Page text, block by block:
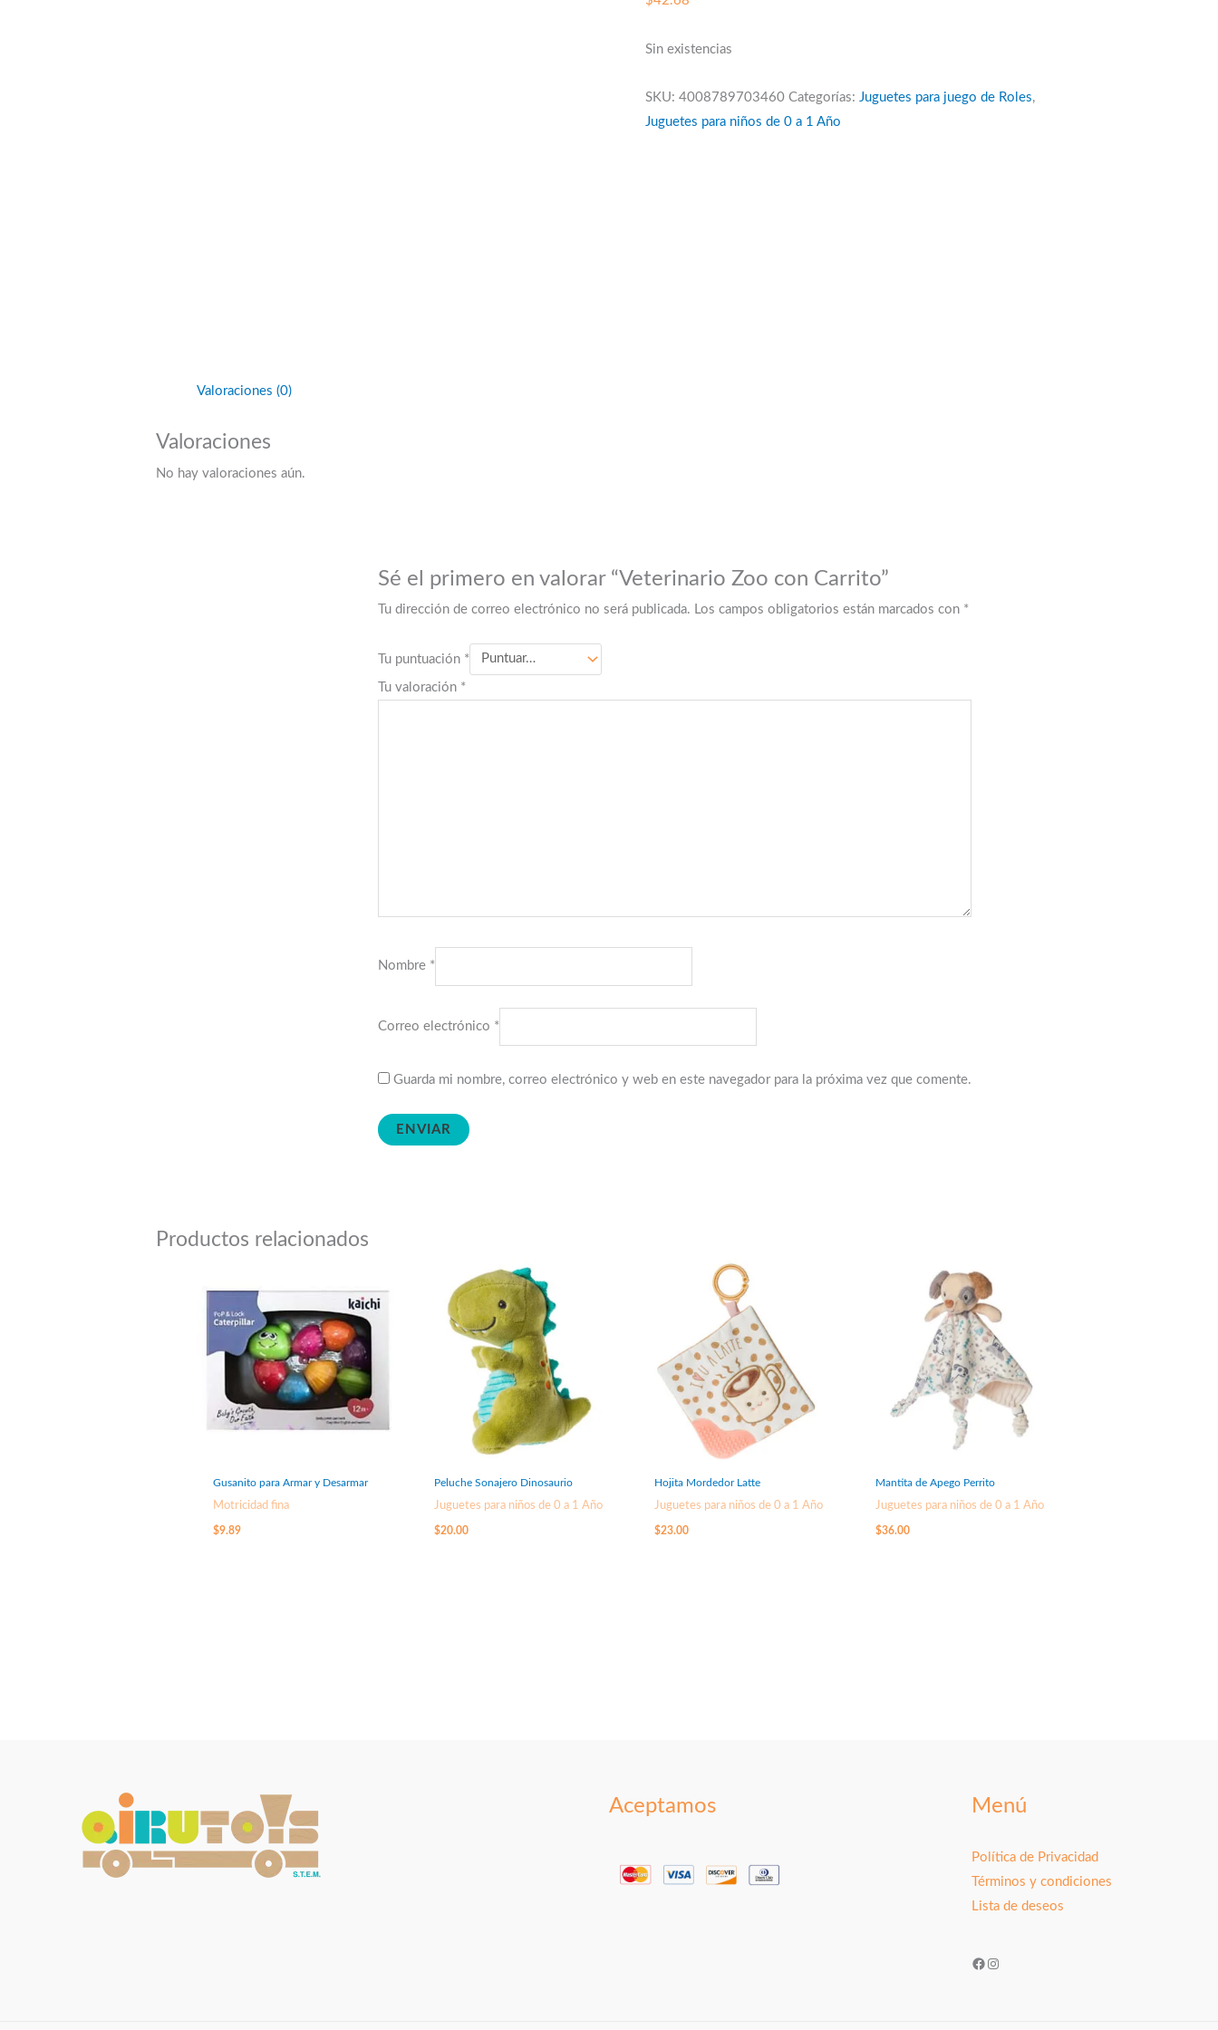
Sin existencias
SKU: 4008789703460 Categorías: Juguetes para juego de Roles,
Juguetes para niños de 0 a 1 Año
Valoraciones (0)
Valoraciones
No hay valoraciones aún.
Sé el primero en valorar “Veterinario Zoo con Carrito”
Tu dirección de correo electrónico no será publicada. Los campos obligatorios están marcados con *
Tu puntuación *
Tu valoración *
Nombre *
Correo electrónico *
Guarda mi nombre, correo electrónico y web en este navegador para la próxima vez que comente.
Productos relacionados
Gusanito para Armar y Desarmar
Motricidad fina
$9.89
Peluche Sonajero Dinosaurio
Juguetes para niños de 0 a 1 Año
$20.00
Hojita Mordedor Latte
Juguetes para niños de 0 a 1 Año
$23.00
Mantita de Apego Perrito
Juguetes para niños de 0 a 1 Año
$36.00
Aceptamos Menú
Política de Privacidad
Términos y condiciones
Lista de deseos
Facebook
Instagram